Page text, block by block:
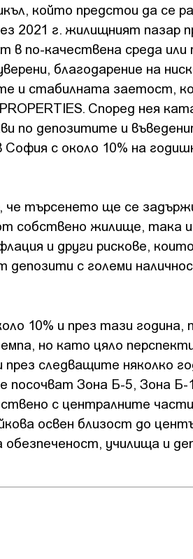
който предстои да се
2021 г. жилищният пазар
в по-качествена среда
благодарение на
и стабилната заетост,
Според нея
по депозитите и
с около 10% на
че търсенето ще се
собствено жилище, така
и други рискове,
с големи
10% и през тази година,
но като цяло
следващите няколко
посочват Зона Б-5, Зона
с централните
освен близост до
училища и